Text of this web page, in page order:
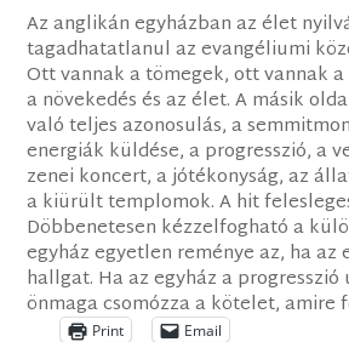
Az anglikán egyházban az élet
tagadhatatlanul az evangéliumi
Ott vannak a tömegek, ott vannak
a növekedés és az élet. A másik
való teljes azonosulás, a
energiák küldése, a progresszió, a
zenei koncert, a jótékonyság, az
a kiürült templomok. A hit
Döbbenetesen kézzelfogható a
egyház egyetlen reménye az, ha
hallgat. Ha az egyház a
önmaga csomózza a kötelet, amire
Print Email